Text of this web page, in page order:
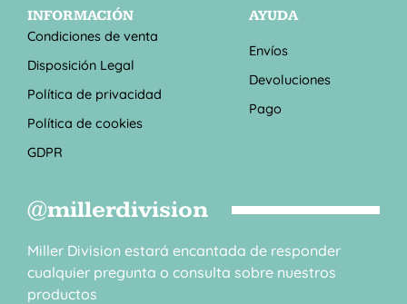
INFORMACIÓN
Condiciones de venta
Disposición Legal
Política de privacidad
Política de cookies
GDPR
AYUDA
Envíos
Devoluciones
Pago
@millerdivision
Miller Division estará encantada de responder
cualquier pregunta o consulta sobre nuestros
productos